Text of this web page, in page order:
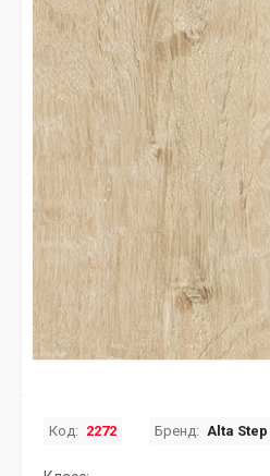
Код: 2272 Бренд: Alta